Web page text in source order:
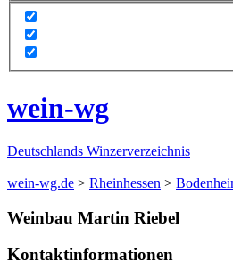
wein-wg
Deutschlands Winzerverzeichnis
wein-wg.de > Rheinhessen >
Weinbau Martin Riebel
Kontaktinformationen